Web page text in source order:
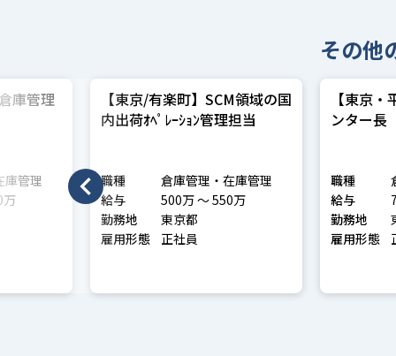
その他
庫管理
庫管理
万
【東京/有楽町】SCM領域の国
内出荷ｵﾍﾟﾚｰｼｮﾝ管理担当
職種
倉庫管理・在庫管理
給与
500万 〜 550万
勤務地
東京都
雇用形態
正社員
【東京
ンター長
職種
給与
勤務地
雇用形態